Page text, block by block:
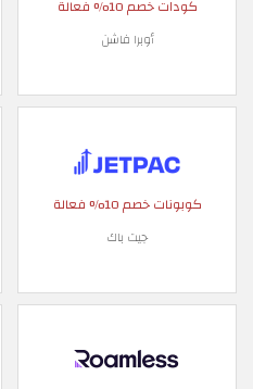
كودات خصم 10% فعالة
أوبرا فاشن
كوبونات خصم 10% فعالة
جيت باك